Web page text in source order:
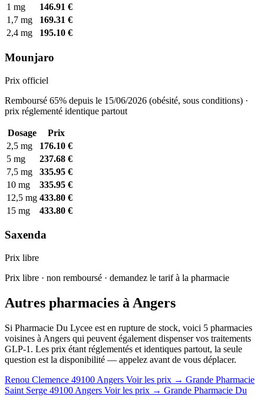
1 mg
146.91 €
1,7 mg
169.31 €
2,4 mg
195.10 €
Mounjaro
Prix officiel
Remboursé 65% depuis le 15/06/2026 (obésité, sous conditions) ·
prix réglementé identique partout
Dosage
Prix
2,5 mg
176.10 €
5 mg
237.68 €
7,5 mg
335.95 €
10 mg
335.95 €
12,5 mg 433.80 €
15 mg
433.80 €
Saxenda
Prix libre
Prix libre · non remboursé · demandez le tarif à la pharmacie
Autres pharmacies à Angers
Si Pharmacie Du Lycee est en rupture de stock, voici 5 pharmacies
voisines à Angers qui peuvent également dispenser vos traitements
GLP-1. Les prix étant réglementés et identiques partout, la seule
question est la disponibilité — appelez avant de vous déplacer.
Renou Clemence 49100 Angers Voir les prix → Grande Pharmacie
Saint Serge 49100 Angers Voir les prix → Grande Pharmacie Du